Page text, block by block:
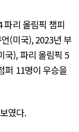
파리 올림픽 챔피
(미국), 2023년 부
국), 파리 올림픽 5
퍼 11명이 우승을
였다.